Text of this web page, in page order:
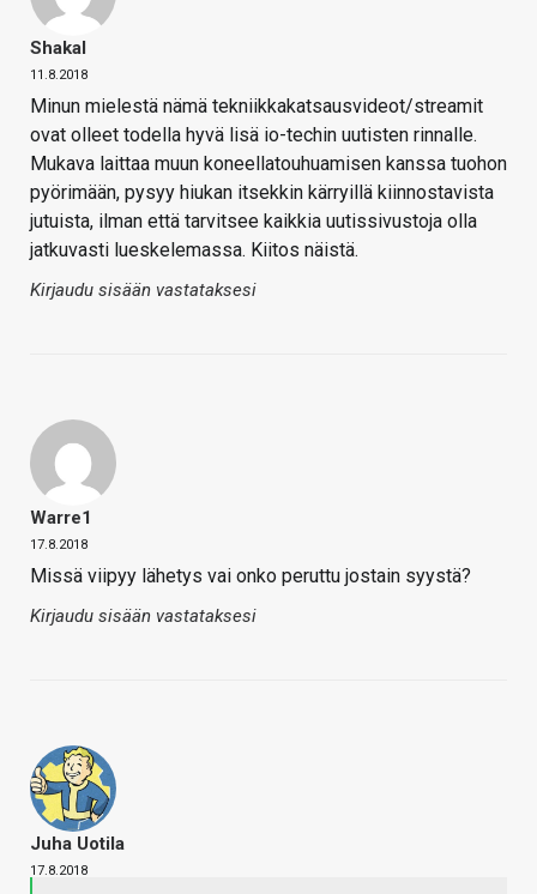
Shakal
11.8.2018
Minun mielestä nämä tekniikkakatsausvideot/streamit
ovat olleet todella hyvä lisä io-techin uutisten rinnalle.
Mukava laittaa muun koneellatouhuamisen kanssa tuohon
pyörimään, pysyy hiukan itsekkin kärryillä kiinnostavista
jutuista, ilman että tarvitsee kaikkia uutissivustoja olla
jatkuvasti lueskelemassa. Kiitos näistä.
Kirjaudu sisään vastataksesi
Warre1
17.8.2018
Missä viipyy lähetys vai onko peruttu jostain syystä?
Kirjaudu sisään vastataksesi
Juha Uotila
17.8.2018